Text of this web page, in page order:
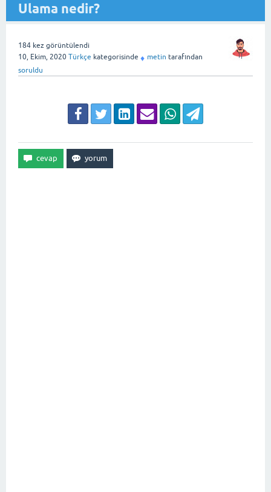
Ulama nedir?
184 kez görüntülendi
10, Ekim, 2020 Türkçe kategorisinde ♦ metin tarafından
soruldu